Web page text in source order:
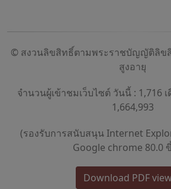
© สงวนลิขสิทธิ์ตามพระราชบัญญัติลิข
สูงอายุ
จำนวนผู้เข้าชมเว็บไซต์ วันนี้ : 1,716
1,664,993
(รองรับการสนับสนุน Internet
Google chrome 80.0
Download PDF